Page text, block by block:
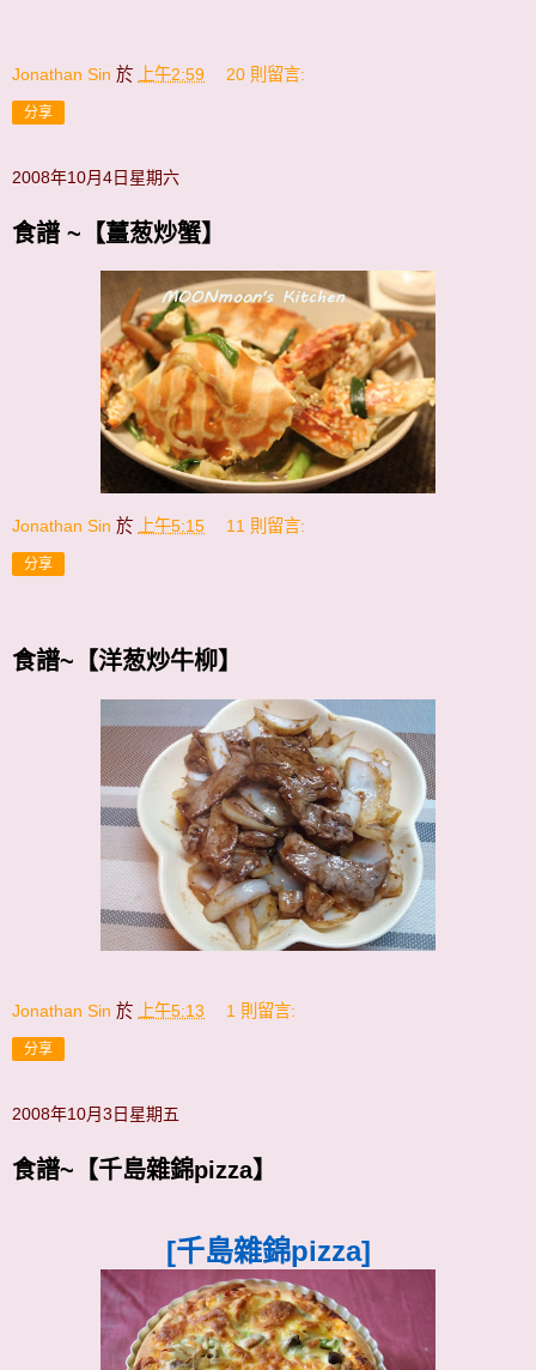
Jonathan Sin 於 上午2:59 20 則留言:
分享
2008年10月4日星期六
食譜 ~【薑葱炒蟹】
Jonathan Sin 於 上午5:15 11 則留言:
分享
食譜~【洋葱炒牛柳】
Jonathan Sin 於 上午5:13 1 則留言:
分享
2008年10月3日星期五
食譜~【千島雜錦pizza】
[千島雜錦pizza]